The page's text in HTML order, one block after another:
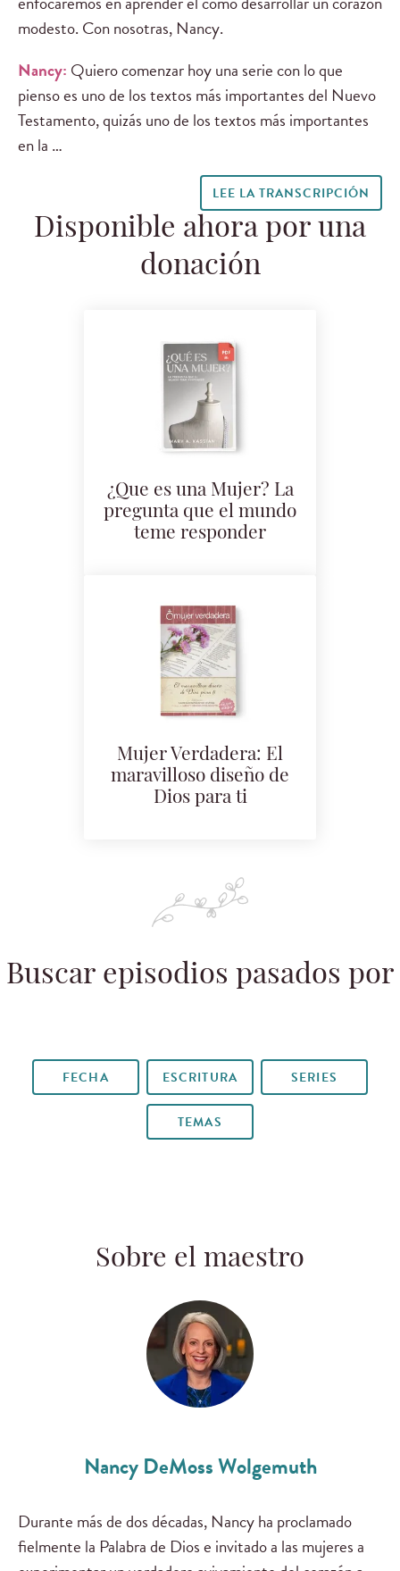
modesto. Con nosotras, Nancy.
Nancy: Quiero comenzar hoy una serie con lo que
pienso es uno de los textos más importantes del Nuevo
Testamento, quizás uno de los textos más importantes
en la …
LEE LA TRANSCRIPCIÓN
Disponible ahora por una
donación
¿Que es una Mujer? La
pregunta que el mundo
teme responder
Mujer Verdadera: El
maravilloso diseño de
Dios para ti
Buscar episodios pasados por
FECHA ESCRITURA SERIES
TEMAS
Sobre el maestro
Nancy DeMoss Wolgemuth
Durante más de dos décadas, Nancy ha proclamado
fielmente la Palabra de Dios e invitado a las mujeres a